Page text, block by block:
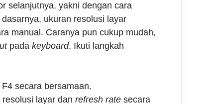
selanjutnya, yakni dengan cara
ukuran resolusi layar
manual. Caranya pun cukup mudah,
pada keyboard. Ikuti langkah
secara bersamaan.
layar dan refresh ratesecara